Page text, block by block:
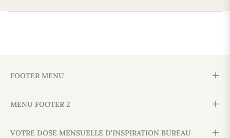
FOOTER MENU
MENU FOOTER 2
VOTRE DOSE MENSUELLE D'INSPIRATION BUREAU